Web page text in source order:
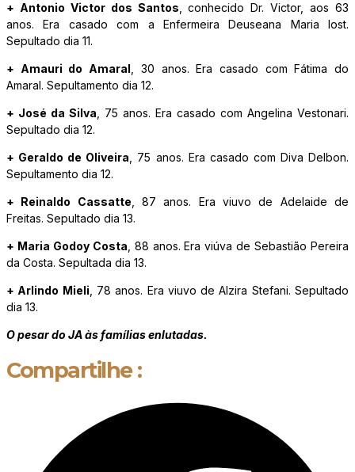
+ Antonio Victor dos Santos , conhecido Dr. Victor, aos 63
anos. Era casado com a Enfermeira Deuseana Maria Iost.
Sepultado dia 11.
+ Amauri do Amaral , 30 anos. Era casado com Fátima do
Amaral. Sepultamento dia 12.
+ José da Silva , 75 anos. Era casado com Angelina Vestonari.
Sepultado dia 12.
+ Geraldo de Oliveira , 75 anos. Era casado com Diva Delbon.
Sepultamento dia 12.
+ Reinaldo Cassatte , 87 anos. Era viuvo de Adelaide de
Freitas. Sepultado dia 13.
+ Maria Godoy Costa , 88 anos. Era viúva de Sebastião Pereira
da Costa. Sepultada dia 13.
+ Arlindo Mieli , 78 anos. Era viuvo de Alzira Stefani. Sepultado
dia 13.
O pesar do JA às famílias enlutadas.
Compartilhe :